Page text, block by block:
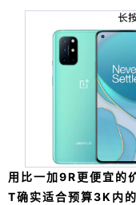
用比一加9R更便宜
T确实适合预算3K内的
对来说还是Buds
搭配使用。
无线耳机，降噪
拿音响联合调教
噪，提供不开启
并支持无线充电
元即可入手夜曲
非OPPO手机可
00：1300元 头戴
降噪威力更强，